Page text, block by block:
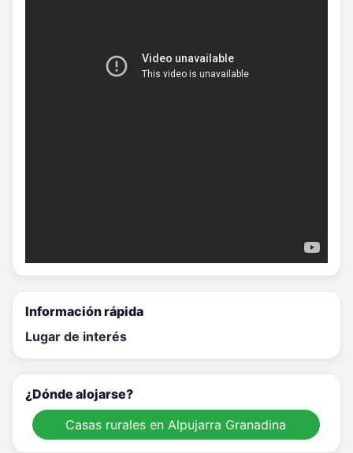
Información rápida
Lugar de interés
¿Dónde alojarse?
Casas rurales en Alpujarra Granadina